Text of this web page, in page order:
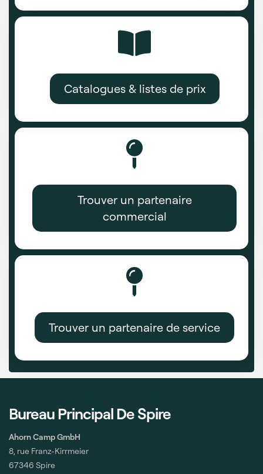
Catalogues & listes de prix
Trouver un partenaire
commercial
Trouver un partenaire de service
Bureau Principal De Spire
Ahorn Camp GmbH
8, rue Franz-Kirrmeier
67346 Spire